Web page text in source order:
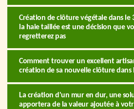
Création de clôture végétale dans le
la haie taillée est une décision que
regretterez pas
Comment trouver un excellent
création de sa nouvelle clôture dans
La création d'un mur en dur, une
apportera de la valeur ajoutée à